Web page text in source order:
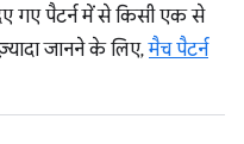
गए पैटर्न में से किसी एक से
जानने के लिए,मैच पैटर्न